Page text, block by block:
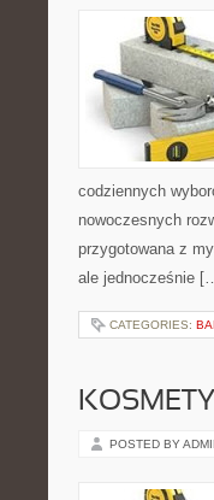
codziennych
nowoczesnych
przygotowana z
ale jednocześnie
CATEGORIES:
POSTED BY